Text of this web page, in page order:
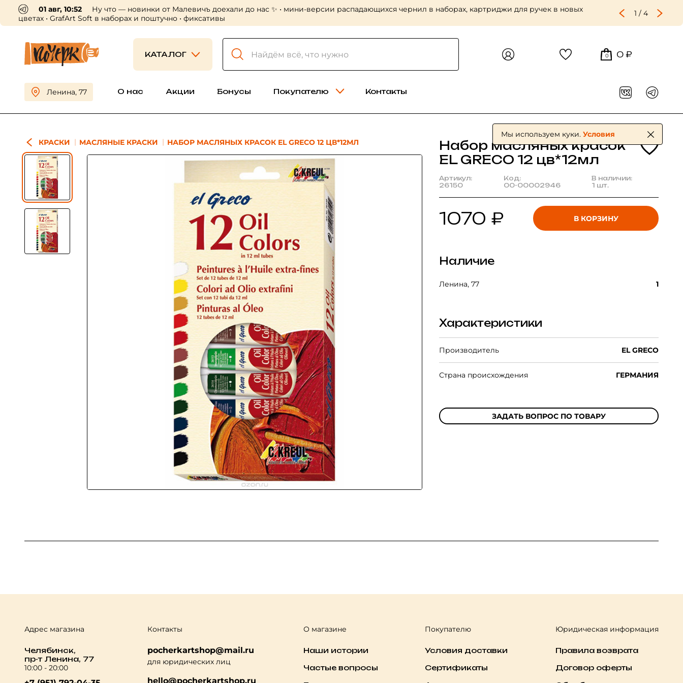
01 авг, 10:52
Ну что — новинки от Малевичъ доехали до нас ✨ • мини-версии распадающихся чернил в наборах, картриджи для ручек в новых
цветах • GrafArt Soft в наборах и поштучно • фиксативы
1 / 4
КАТАЛОГ 0 0 ₽
Ленина, 77 О нас Акции Бонусы Покупателю Контакты
КРАСКИ МАСЛЯНЫЕ КРАСКИ НАБОР МАСЛЯНЫХ КРАСОК EL GRECO 12 ЦВ*12МЛ
Набор масляных красок
EL GRECO 12 цв*12мл
Артикул:
26150
Код:
00-00002946
В наличии:
1 шт.
1070 ₽ В КОРЗИНУ
Наличие
Ленина, 77 1
Характеристики
Производитель EL GRECO
Страна происхождения ГЕРМАНИЯ
ЗАДАТЬ ВОПРОС ПО ТОВАРУ
Адрес магазина
Челябинск,
пр-т Ленина, 77
10:00 - 20:00
Контакты
pocherkartshop@mail.ru
для юридических лиц
hello@pocherkartshop.ru
О магазине
Наши истории
Частые вопросы
Покупателю
Условия доставки
Сертификаты
Юридическая информация
Правила возврата
Договор оферты
Мы используем куки. Условия